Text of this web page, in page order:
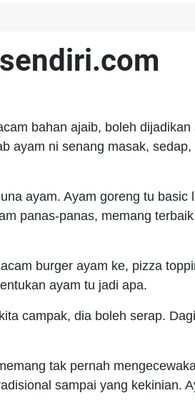
bahan ajaib, boleh
ayam ni senang masak, sedap,
ayam. Ayam goreng tu basic
panas-panas, memang
burger ayam ke, pizza
ayam tu jadi apa.
campak, dia boleh serap.
tak pernah
sampai yang kekinian.